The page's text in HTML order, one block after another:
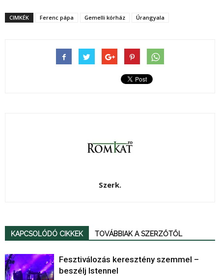
CIMKÉK Ferenc pápa Gemelli kórház Úrangyala
Szerk.
KAPCSOLÓDÓ CIKKEK TOVÁBBIAK A SZERZŐTŐL
Fesztiválozás keresztény szemmel –
beszélj Istennel